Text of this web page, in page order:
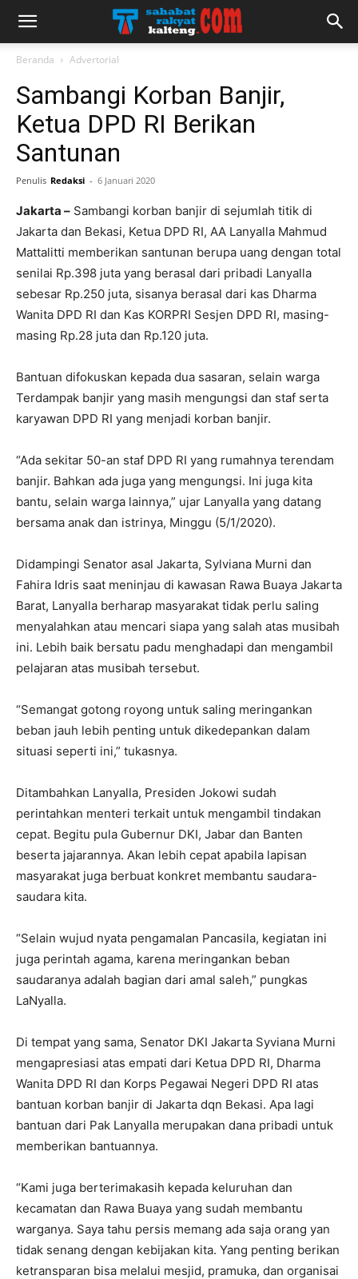
Beranda Advertorial
Sambangi Korban Banjir,
Ketua DPD RI Berikan
Santunan
Penulis Redaksi - 6 Januari 2020
Jakarta – Sambangi korban banjir di sejumlah titik di
Jakarta dan Bekasi, Ketua DPD RI, AA Lanyalla Mahmud
Mattalitti memberikan santunan berupa uang dengan total
senilai Rp.398 juta yang berasal dari pribadi Lanyalla
sebesar Rp.250 juta, sisanya berasal dari kas Dharma
Wanita DPD RI dan Kas KORPRI Sesjen DPD RI, masing-
masing Rp.28 juta dan Rp.120 juta.
Bantuan difokuskan kepada dua sasaran, selain warga
Terdampak banjir yang masih mengungsi dan staf serta
karyawan DPD RI yang menjadi korban banjir.
“Ada sekitar 50-an staf DPD RI yang rumahnya terendam
banjir. Bahkan ada juga yang mengungsi. Ini juga kita
bantu, selain warga lainnya,” ujar Lanyalla yang datang
bersama anak dan istrinya, Minggu (5/1/2020).
Didampingi Senator asal Jakarta, Sylviana Murni dan
Fahira Idris saat meninjau di kawasan Rawa Buaya Jakarta
Barat, Lanyalla berharap masyarakat tidak perlu saling
menyalahkan atau mencari siapa yang salah atas musibah
ini. Lebih baik bersatu padu menghadapi dan mengambil
pelajaran atas musibah tersebut.
“Semangat gotong royong untuk saling meringankan
beban jauh lebih penting untuk dikedepankan dalam
situasi seperti ini,” tukasnya.
Ditambahkan Lanyalla, Presiden Jokowi sudah
perintahkan menteri terkait untuk mengambil tindakan
cepat. Begitu pula Gubernur DKI, Jabar dan Banten
beserta jajarannya. Akan lebih cepat apabila lapisan
masyarakat juga berbuat konkret membantu saudara-
saudara kita.
“Selain wujud nyata pengamalan Pancasila, kegiatan ini
juga perintah agama, karena meringankan beban
saudaranya adalah bagian dari amal saleh,” pungkas
LaNyalla.
Di tempat yang sama, Senator DKI Jakarta Syviana Murni
mengapresiasi atas empati dari Ketua DPD RI, Dharma
Wanita DPD RI dan Korps Pegawai Negeri DPD RI atas
bantuan korban banjir di Jakarta dqn Bekasi. Apa lagi
bantuan dari Pak Lanyalla merupakan dana pribadi untuk
memberikan bantuannya.
“Kami juga berterimakasih kepada keluruhan dan
kecamatan dan Rawa Buaya yang sudah membantu
warganya. Saya tahu persis memang ada saja orang yan
tidak senang dengan kebijakan kita. Yang penting berikan
ketransparan bisa melalui mesjid, pramuka, dan organisai